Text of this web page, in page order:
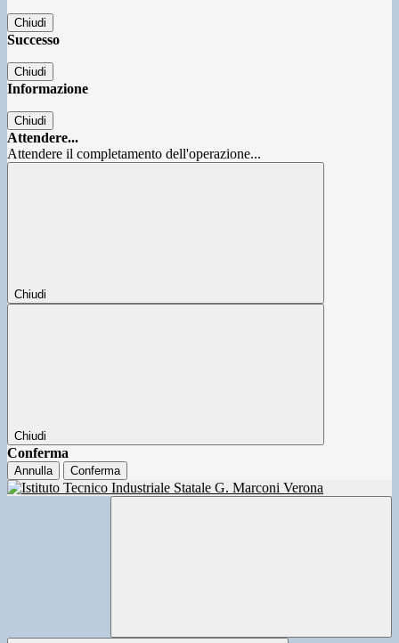
Chiudi
Successo
Chiudi
Informazione
Chiudi
Attendere...
Attendere il completamento dell'operazione...
Chiudi
Chiudi
Conferma
Annulla Conferma